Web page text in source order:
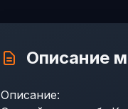
Описание
Описание: